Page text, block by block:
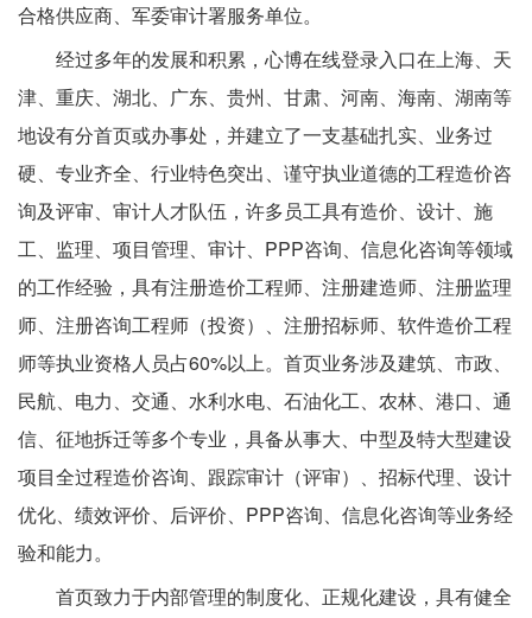
合格供应商、军委审计署服务单位。
经过多年的发展和积累，心博在线登录入口在上海、天
津、重庆、湖北、广东、贵州、甘肃、河南、海南、湖南等
地设有分首页或办事处，并建立了一支基础扎实、业务过
硬、专业齐全、行业特色突出、谨守执业道德的工程造价咨
询及评审、审计人才队伍，许多员工具有造价、设计、施
工、监理、项目管理、审计、PPP咨询、信息化咨询等领域
的工作经验，具有注册造价工程师、注册建造师、注册监理
师、注册咨询工程师（投资）、注册招标师、软件造价工程
师等执业资格人员占60%以上。首页业务涉及建筑、市政、
民航、电力、交通、水利水电、石油化工、农林、港口、通
信、征地拆迁等多个专业，具备从事大、中型及特大型建设
项目全过程造价咨询、跟踪审计（评审）、招标代理、设计
优化、绩效评价、后评价、PPP咨询、信息化咨询等业务经
验和能力。
首页致力于内部管理的制度化、正规化建设，具有健全